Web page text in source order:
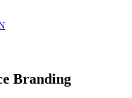
Branding